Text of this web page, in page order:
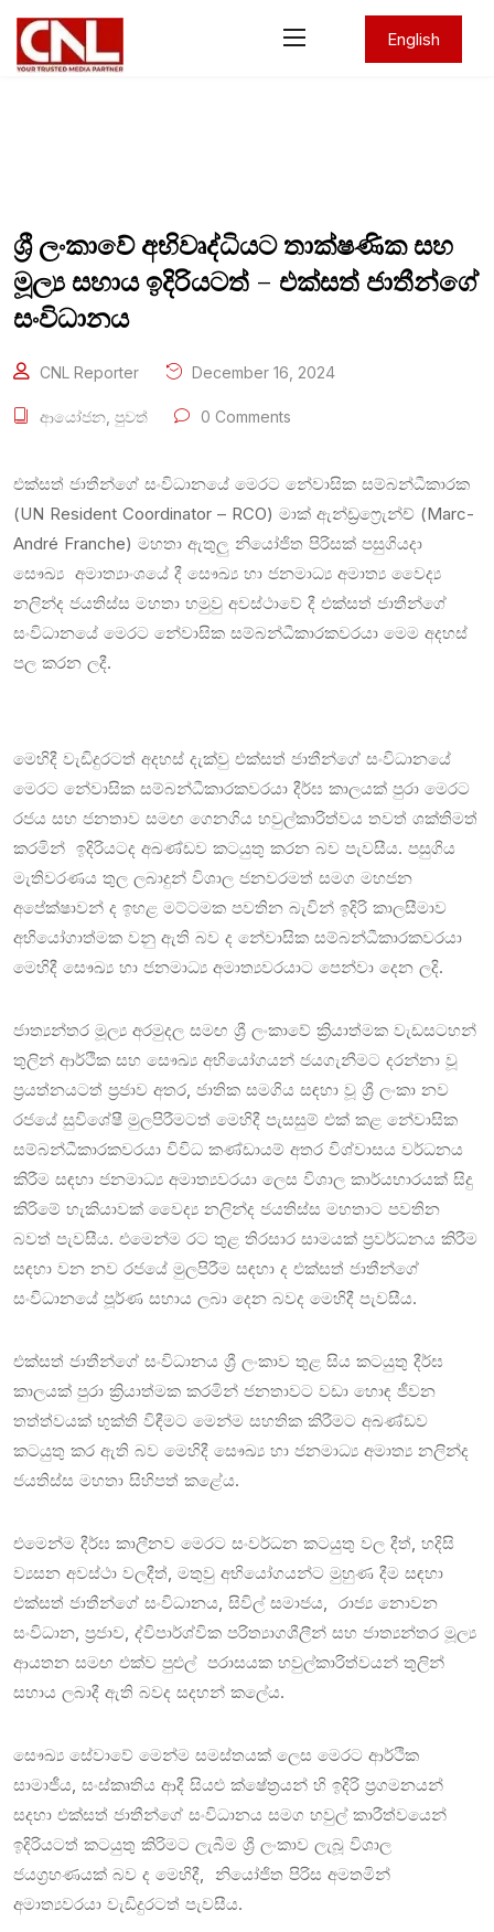
English
ශ්‍රී ලංකාවේ අභිවෘද්ධියට තාක්ෂණික සහ
මූල්‍ය සහාය ඉදිරියටත් – එක්සත් ජාතීන්ගේ
සංවිධානය
CNL Reporter December 16, 2024
ආයෝජන පුවත් 0 Comments
එක්සත් ජාතීන්ගේ සංවිධානයේ මෙරට නේවාසික සම්බන්ධීකාරක
(UN Resident Coordinator – RCO) මාක් ඇන්ඩ්‍රෆ්‍රෙැන්ච් (Marc-
André Franche) මහතා ඇතුලු නියෝජිත පිරිසක් පසුගියදා
සෞඛ්‍ය අමාත්‍යාංශයේ දී සෞඛ්‍ය හා ජනමාධ්‍ය අමාත්‍ය වෛද්‍ය
නලින්ද ජයතිස්ස මහතා හමුවු අවස්ථාවේ දී එක්සත් ජාතීන්ගේ
සංවිධානයේ මෙරට නේවාසික සම්බන්ධීකාරකවරයා මෙම අදහස්
පල කරන ලදී.
මෙහිදී වැඩිදුරටත් අදහස් දැක්වු එක්සත් ජාතීන්ගේ සංවිධානයේ
මෙරට නේවාසික සම්බන්ධීකාරකවරයා දීර්ඝ කාලයක් පුරා මෙරට
රජය සහ ජනතාව සමඟ ගෙනගිය හවුල්කාරිත්වය තවත් ශක්තිමත්
කරමින් ඉදිරියටද අඛණ්ඩව කටයුතු කරන බව පැවසීය. පසුගිය
මැතිවරණය තුල ලබාදුන් විශාල ජනවරමත් සමග මහජන
අපේක්ෂාවන් ද ඉහළ මට්ටමක පවතින බැවින් ඉදිරි කාලසීමාව
අභියෝගාත්මක වනු ඇති බව ද නේවාසික සම්බන්ධීකාරකවරයා
මෙහිදී සෞඛ්‍ය හා ජනමාධ්‍ය අමාත්‍යවරයාට පෙන්වා දෙන ලදි.
ජාත්‍යන්තර මූල්‍ය අරමුදල සමඟ ශ්‍රී ලංකාවේ ක්‍රියාත්මක වැඩසටහන්
තුලින් ආර්ථික සහ සෞඛ්‍ය අභියෝගයන් ජයගැනීමට දරන්නා වූ
ප්‍රයත්නයටත් ප්‍රජාව අතර, ජාතික සමගිය සඳහා වූ ශ්‍රී ලංකා නව
රජයේ සුවිශේෂී මුලපිරීමටත් මෙහිදී පැසසුම් එක් කළ නේවාසික
සම්බන්ධීකාරකවරයා විවිධ කණ්ඩායම් අතර විශ්වාසය වර්ධනය
කිරීම සඳහා ජනමාධ්‍ය අමාත්‍යවරයා ලෙස විශාල කාර්යභාරයක් සිදු
කිරිමේ හැකියාවක් වෛද්‍ය නලින්ද ජයතිස්ස මහතාට පවතින
බවත් පැවසීය. එමෙන්ම රට තුළ තිරසාර සාමයක් ප්‍රවර්ධනය කිරීම
සඳහා වන නව රජයේ මුලපිරීම සඳහා ද එක්සත් ජාතීන්ගේ
සංවිධානයේ පූර්ණ සහාය ලබා දෙන බවද මෙහිදී පැවසීය.
එක්සත් ජාතීන්ගේ සංවිධානය ශ්‍රී ලංකාව තුළ සිය කටයුතු දීර්ඝ
කාලයක් පුරා ක්‍රියාත්මක කරමින් ජනතාවට වඩා හොඳ ජීවන
තත්ත්වයක් භුක්ති විඳීමට මෙන්ම සහතික කිරීමට අඛණ්ඩව
කටයුතු කර ඇති බව මෙහිදී සෞඛ්‍ය හා ජනමාධ්‍ය අමාත්‍ය නලින්ද
ජයතිස්ස මහතා සිහිපත් කළේය.
එමෙන්ම දීර්ඝ කාලීනව මෙරට සංවර්ධන කටයුතු වල දීත්, හදිසි
ව්‍යසන අවස්ථා වලදීත්, මතුවු අභියෝගයන්ට මුහුණ දීම සඳහා
එක්සත් ජාතීන්ගේ සංවිධානය, සිවිල් සමාජය, රාජ්‍ය නොවන
සංවිධාන, ප්‍රජාව, ද්විපාර්ශ්වික පරිත්‍යාගශීලීන් සහ ජාත්‍යන්තර මූල්‍ය
ආයතන සමඟ එක්ව පුළුල් පරාසයක හවුල්කාරිත්වයන් තුලින්
සහාය ලබාදී ඇති බවද සදහන් කලේය.
සෞඛ්‍ය සේවාවේ මෙන්ම සමස්තයක් ලෙස මෙරට ආර්ථික
සාමාජීය, සංස්කෘතිය ආදී සියළු ක්ෂේත්‍රයන් හි ඉදිරි ප්‍රගමනයන්
සදහා එක්සත් ජාතීන්ගේ සංවිධානය සමග හවුල් කාරීත්වයෙන්
ඉදිරියටත් කටයුතු කිරිමට ලැබීම ශ්‍රී ලංකාව ලැබූ විශාල
ජයග්‍රහණයක් බව ද මෙහිදී, නියෝජිත පිරිස අමතමින්
අමාත්‍යවරයා වැඩිදුරටත් පැවසීය.